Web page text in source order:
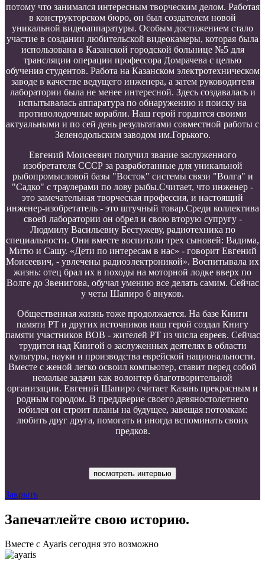
потому что занимался интересным творческим делом. Работая
в конструкторском бюро, он был создателем новой
уникальной видеоаппаратуры. Особым достижением стало
участие в создании любительской видеокамеры, которая была
использована в Казанской городской больнице №5 для
трансляции операции профессора Домрачева с целью
обучения студентов. Работа на Казанском электротехническом
заводе в качестве ведущего инженера, а затем руководителя
лаборатории была не менее интересной. Здесь создавалась и
испытывалась аппаратура по обнаружению и поиску на
противолодочные корабли. Наш герой гордится своими
актуальными и по сей день результатами совместной работы с
Зеленодольским заводом им.Горького.
Евгений Моисеевич получил звание заслуженного
изобретателя СССР за разработанные для уникальной
рыбопромысловой базы "Восток" системы связи "Волга" и
"Садко" с траулерами по лову рыбы.Считает, что инженер -
это замечательная творческая профессия, и настоящий
инженер-изобретатель - это штучный товар.Среди коллектива
своей лаборатории он обрел и свою вторую супругу -
Людмилу Васильевну Бестужеву, радиотехника по
специальности. Они вместе воспитали трех сыновей: Вадима,
Митю и Сашу. «Дети по интересам в нас» - говорит Евгений
Моисеевич, - увлечены радиоэлектроникой». Воспитывала их
жизнь: отец брал их в походы на моторной лодке вверх по
Волге до Звенигова, обучал умению все делать самим. Сейчас
у четы Шапиро 6 внуков.
Общественная жизнь тоже продолжается. На базе Книги
памяти РТ и других источников наш герой создал Книгу
памяти участников ВОВ - жителей РТ из числа евреев. Сейчас
трудится над Книгой о заслуженных деятелях в области
культуры, науки и производства еврейской национальности.
Вместе с женой легко освоил компьютер, ставит перед собой
немалые задачи как волонтер благотворительной
организации. Евгений Шапиро считает Казань прекрасным и
родным городом. В преддверие своего девяностолетнего
юбилея он строит планы на будущее, завещая потомкам:
любить друг друга, помогать и иногда вспоминать своих
предков.
посмотреть интервью
Закрыть
Запечатлейте свою историю.
Вместе с Ayaris сегодня это возможно